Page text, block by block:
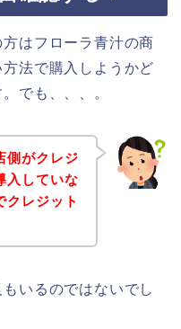
はフローラ青汁の商
法で購入しようかど
でも、、、。
側がクレジ
入していな
クレジット
いるのではないでし